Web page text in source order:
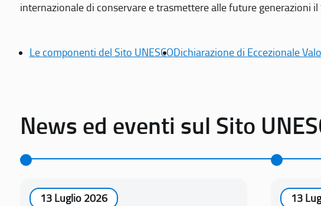
internazionale di conservare e trasmettere alle future generazioni
Le componenti del Sito UNESCODichiarazione di Eccezionale
News ed eventi sul Sito
13 Luglio 2026 13